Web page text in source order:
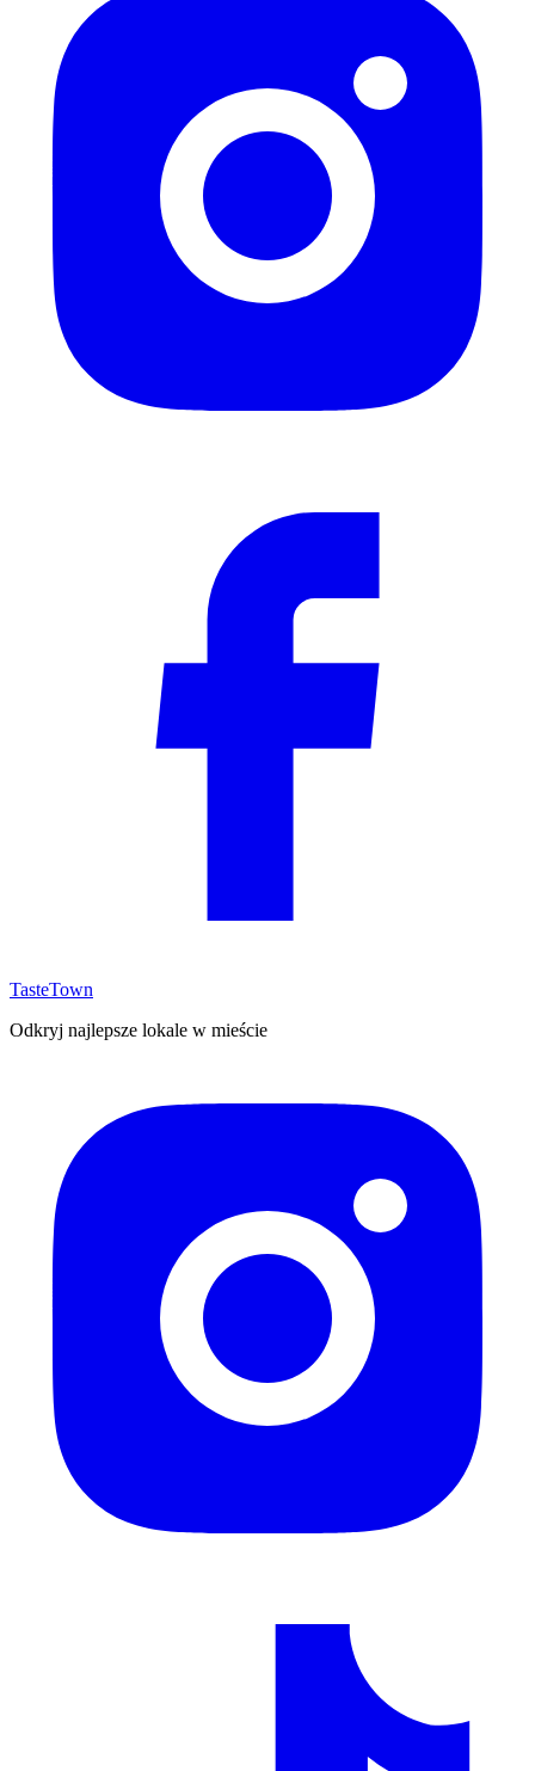
TasteTown
Odkryj najlepsze lokale w mieście